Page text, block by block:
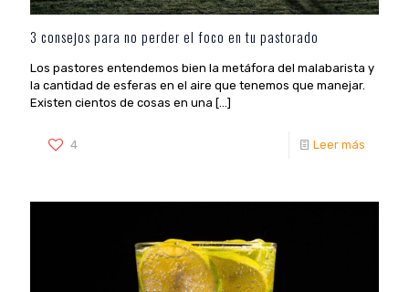
3 consejos para no perder el foco en tu pastorado
Los pastores entendemos bien la metáfora del malabarista y
la cantidad de esferas en el aire que tenemos que manejar.
Existen cientos de cosas en una […]
4 Leer más